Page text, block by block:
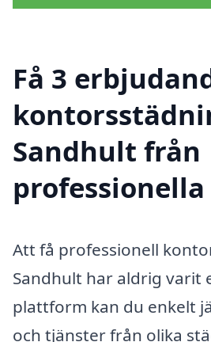
Få 3
Sandhult från
Att få professionell
Sandhult har aldrig varit
plattform kan du enkelt
och tjänster från olika